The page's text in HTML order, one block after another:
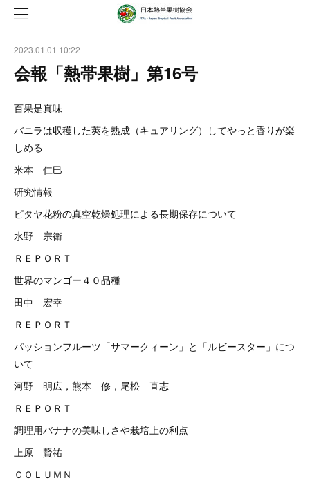
2023.01.01 10:22
会報「熱帯果樹」第16号
百果是真味
バニラは収穫した莢を熟成（キュアリング）してやっと香りが楽
しめる
米本 仁巳
研究情報
ピタヤ花粉の真空乾燥処理による長期保存について
水野 宗衛
ＲＥＰＯＲＴ
世界のマンゴー４０品種
田中 宏幸
ＲＥＰＯＲＴ
パッションフルーツ「サマークィーン」と「ルビースター」につ
いて
河野 明広，熊本 修，尾松 直志
ＲＥＰＯＲＴ
調理用バナナの美味しさや栽培上の利点
上原 賢祐
ＣＯＬＵＭＮ